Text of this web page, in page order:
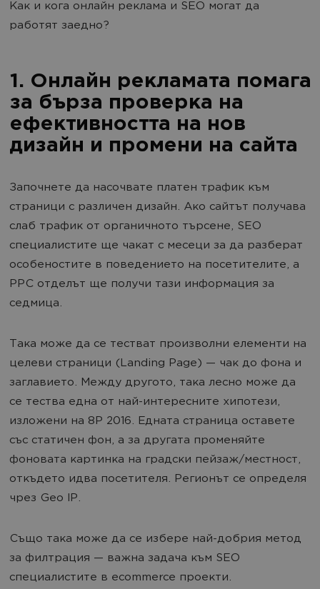
Как и кога онлайн реклама и SEO могат да
работят заедно?
1. Онлайн рекламата помага
за бърза проверка на
ефективността на нов
дизайн и промени на сайта
Започнете да насочвате платен трафик към
страници с различен дизайн. Ако сайтът получава
слаб трафик от органичното търсене, SEO
специалистите ще чакат с месеци за да разберат
особеностите в поведението на посетителите, а
PPC отделът ще получи тази информация за
седмица.
Така може да се тестват произволни елементи на
целеви страници (Landing Page) — чак до фона и
заглавието. Между другото, така лесно може да
се тества една от най-интересните хипотези,
изложени на 8P 2016. Едната страница оставете
със статичен фон, а за другата променяйте
фоновата картинка на градски пейзаж/местност,
откъдето идва посетителя. Регионът се определя
чрез Geo IP.
Също така може да се избере най-добрия метод
за филтрация — важна задача към SEO
специалистите в ecommerce проекти.